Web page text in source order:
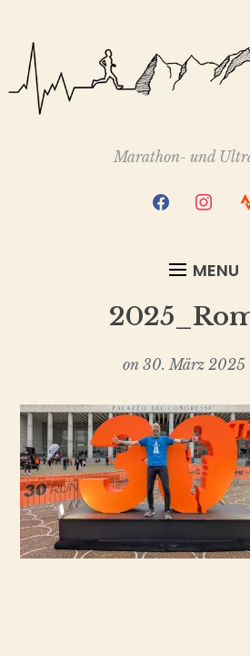
Marathon- und
facebook
MENU
on 30. März 2025